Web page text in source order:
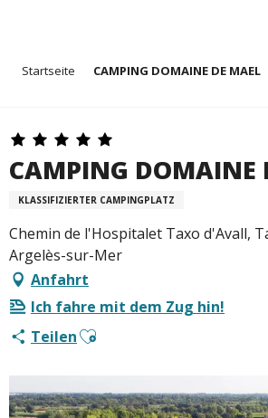
Startseite CAMPING DOMAINE DE MAEL
CAMPING DOMAINE
KLASSIFIZIERTER CAMPINGPLATZ
Chemin de l'Hospitalet Taxo d'Avall,
Argelès-sur-Mer
Anfahrt
Ich fahre mit dem Zug hin!
TeilenAjouter aux favoris